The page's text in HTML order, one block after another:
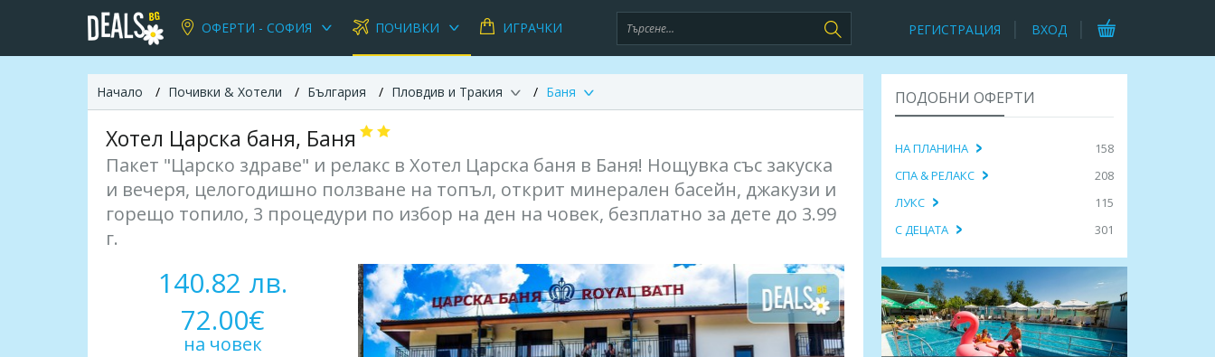
ОФЕРТИ - СОФИЯ ПОЧИВКИ ИГРАЧКИ РЕГИСТРАЦИЯ ВХОД
Начало Почивки & Хотели България Пловдив и Тракия Баня
Хотел Царска баня, Баня
Пакет "Царско здраве" и релакс в Хотел Царска баня в Баня! Нощувка със закуска
и вечеря, целогодишно ползване на топъл, открит минерален басейн, джакузи и
горещо топило, 3 процедури по избор на ден на човек, безплатно за дете до 3.99
г.
140.82 лв.
72.00€
на човек
ПОДОБНИ ОФЕРТИ
НА ПЛАНИНА
158
СПА & РЕЛАКС
208
ЛУКС
115
С ДЕЦАТА
301